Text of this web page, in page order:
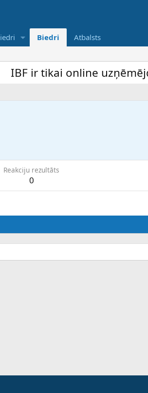
Biedri Atbalsts
ir tikai online
Reakciju rezultāts
0